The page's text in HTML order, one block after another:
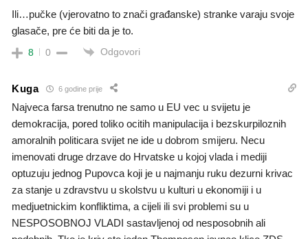
Ili…pučke (vjerovatno to znači građanske) stranke varaju svoje
glasače, pre će biti da je to.
8 0 Odgovori
Kuga 6 godine prije
Najveca farsa trenutno ne samo u EU vec u svijetu je
demokracija, pored toliko ocitih manipulacija i bezskurpiloznih
amoralnih politicara svijet ne ide u dobrom smijeru. Necu
imenovati druge drzave do Hrvatske u kojoj vlada i mediji
optuzuju jednog Pupovca koji je u najmanju ruku dezurni krivac
za stanje u zdravstvu u skolstvu u kulturi u ekonomiji i u
medjuetnickim konfliktima, a cijeli ili svi problemi su u
NESPOSOBNOJ VLADI sastavljenoj od nesposobnih ali